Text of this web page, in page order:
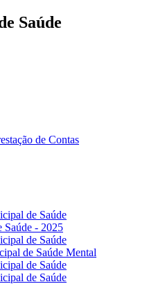
Saúde
de Contas
de Saúde
Saúde - 2025
de Saúde
de Saúde Mental
de Saúde
de Saúde